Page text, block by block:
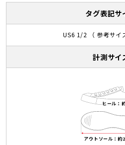
タグ表記サ
US6 1/2 （ 参考サイ
計測サイ
ヒール：
アウトソール：約